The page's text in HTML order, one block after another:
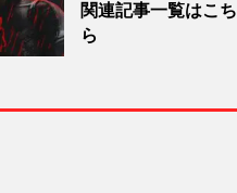
関連記事一覧はこち
ら